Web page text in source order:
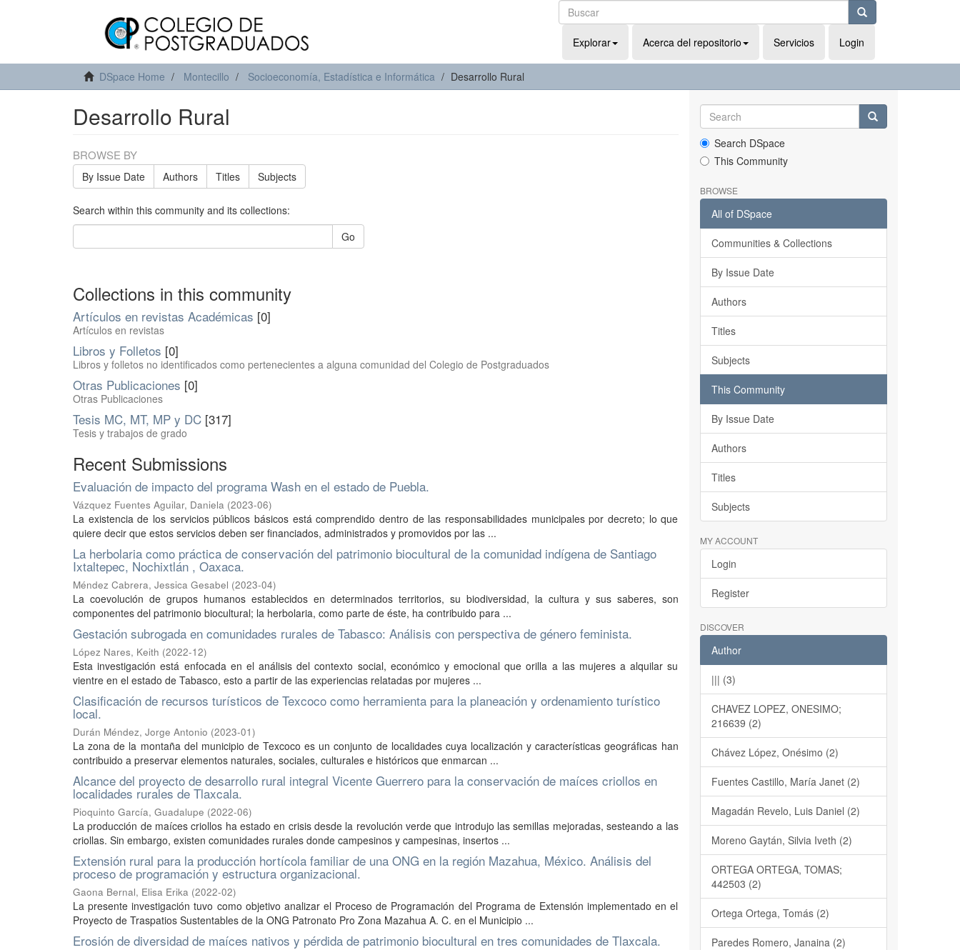
Explorar Acerca del repositorio Servicios Login
DSpace Home Montecillo Socioeconomía, Estadística e Informática Desarrollo Rural
Desarrollo Rural
BROWSE BY
By Issue Date Authors Titles Subjects
Search within this community and its collections:
Go
Collections in this community
Artículos en revistas Académicas [0]
Artículos en revistas
Libros y Folletos [0]
Libros y folletos no identificados como pertenecientes a alguna comunidad del Colegio de Postgraduados
Otras Publicaciones [0]
Otras Publicaciones
Tesis MC, MT, MP y DC [317]
Tesis y trabajos de grado
Recent Submissions
Evaluación de impacto del programa Wash en el estado de Puebla.
Vázquez Fuentes Aguilar, Daniela (2023-06)
La existencia de los servicios públicos básicos está comprendido dentro de las responsabilidades municipales por decreto; lo que
quiere decir que estos servicios deben ser financiados, administrados y promovidos por las ...
La herbolaria como práctica de conservación del patrimonio biocultural de la comunidad indígena de Santiago
Ixtaltepec, Nochixtlán , Oaxaca.
Méndez Cabrera, Jessica Gesabel (2023-04)
La coevolución de grupos humanos establecidos en determinados territorios, su biodiversidad, la cultura y sus saberes, son
componentes del patrimonio biocultural; la herbolaria, como parte de éste, ha contribuido para ...
Gestación subrogada en comunidades rurales de Tabasco: Análisis con perspectiva de género feminista.
López Nares, Keith (2022-12)
Esta investigación está enfocada en el análisis del contexto social, económico y emocional que orilla a las mujeres a alquilar su
vientre en el estado de Tabasco, esto a partir de las experiencias relatadas por mujeres ...
Clasificación de recursos turísticos de Texcoco como herramienta para la planeación y ordenamiento turístico
local.
Durán Méndez, Jorge Antonio (2023-01)
La zona de la montaña del municipio de Texcoco es un conjunto de localidades cuya localización y características geográficas han
contribuido a preservar elementos naturales, sociales, culturales e históricos que enmarcan ...
Alcance del proyecto de desarrollo rural integral Vicente Guerrero para la conservación de maíces criollos en
localidades rurales de Tlaxcala.
Pioquinto García, Guadalupe (2022-06)
La producción de maíces criollos ha estado en crisis desde la revolución verde que introdujo las semillas mejoradas, sesteando a las
criollas. Sin embargo, existen comunidades rurales donde campesinos y campesinas, insertos ...
Extensión rural para la producción hortícola familiar de una ONG en la región Mazahua, México. Análisis del
proceso de programación y estructura organizacional.
Gaona Bernal, Elisa Erika (2022-02)
La presente investigación tuvo como objetivo analizar el Proceso de Programación del Programa de Extensión implementado en el
Proyecto de Traspatios Sustentables de la ONG Patronato Pro Zona Mazahua A. C. en el Municipio ...
Erosión de diversidad de maíces nativos y pérdida de patrimonio biocultural en tres comunidades de Tlaxcala.
Search DSpace
This Community
BROWSE
All of DSpace
Communities & Collections
By Issue Date
Authors
Titles
Subjects
This Community
By Issue Date
Authors
Titles
Subjects
MY ACCOUNT
Login
Register
DISCOVER
Author
||| (3)
CHAVEZ LOPEZ, ONESIMO;
216639 (2)
Chávez López, Onésimo (2)
Fuentes Castillo, María Janet (2)
Magadán Revelo, Luis Daniel (2)
Moreno Gaytán, Silvia Iveth (2)
ORTEGA ORTEGA, TOMAS;
442503 (2)
Ortega Ortega, Tomás (2)
Paredes Romero, Janaina (2)